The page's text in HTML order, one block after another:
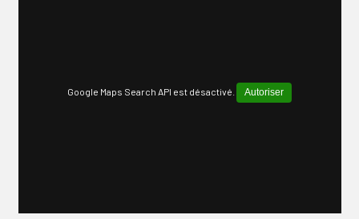
Google Maps Search API est désactivé. Autoriser